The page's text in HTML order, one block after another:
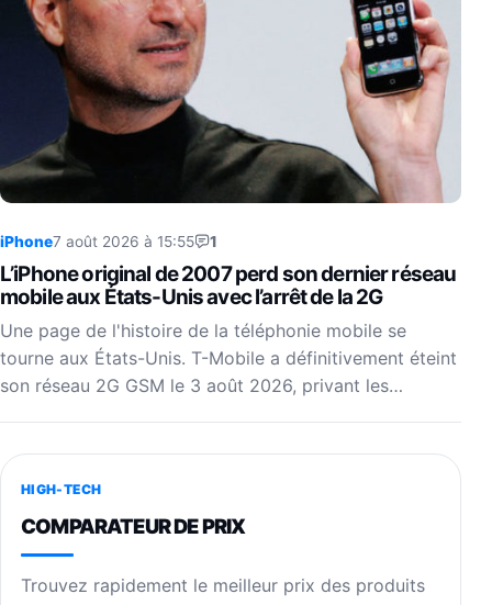
iPhone7 août 2026 à 15:55 1
L’iPhone original de 2007 perd son dernier réseau
mobile aux États-Unis avec l’arrêt de la 2G
Une page de l'histoire de la téléphonie mobile se
tourne aux États-Unis. T-Mobile a définitivement éteint
son réseau 2G GSM le 3 août 2026, privant les…
HIGH-TECH
COMPARATEUR DE PRIX
Trouvez rapidement le meilleur prix des produits